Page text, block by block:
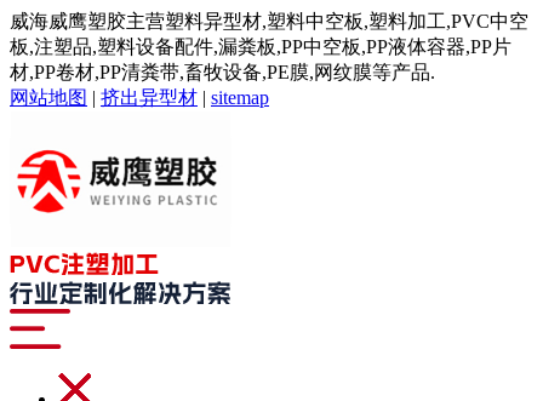
威海威鹰塑胶主营塑料异型材,塑料中空板,塑料加工,PVC中空
板,注塑品,塑料设备配件,漏粪板,PP中空板,PP液体容器,PP片
材,PP卷材,PP清粪带,畜牧设备,PE膜,网纹膜等产品.
网站地图 | 挤出异型材 | sitemap